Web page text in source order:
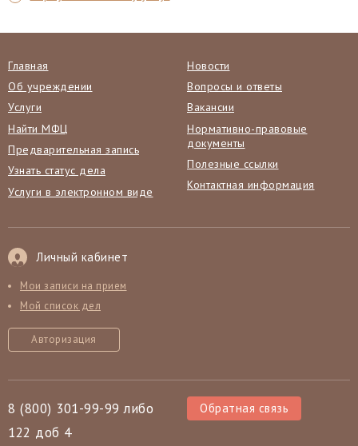
Главная
Об учреждении
Услуги
Найти МФЦ
Предварительная запись
Узнать статус дела
Услуги в электронном виде
Новости
Вопросы и ответы
Вакансии
Нормативно-правовые
документы
Полезные ссылки
Контактная информация
Личный кабинет
Мои записи на прием
Мой список дел
Авторизация
8 (800) 301-99-99 либо
122 доб 4
Обратная связь